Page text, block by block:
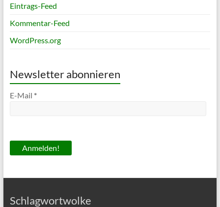
Eintrags-Feed
Kommentar-Feed
WordPress.org
Newsletter abonnieren
E-Mail *
Schlagwortwolke